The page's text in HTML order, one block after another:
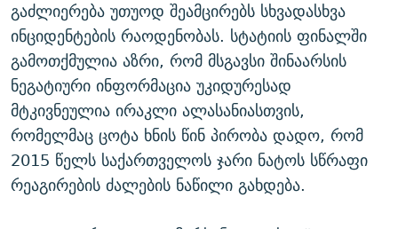
გაძლიერება უთუოდ შეამცირებს სხვადასხვა
ინციდენტების რაოდენობას. სტატიის ფინალში
გამოთქმულია აზრი, რომ მსგავსი შინაარსის
ნეგატიური ინფორმაცია უკიდურესად
მტკივნეულია ირაკლი ალასანიასთვის,
რომელმაც ცოტა ხნის წინ პირობა დადო, რომ
2015 წელს საქართველოს ჯარი ნატოს სწრაფი
რეაგირების ძალების ნაწილი გახდება.